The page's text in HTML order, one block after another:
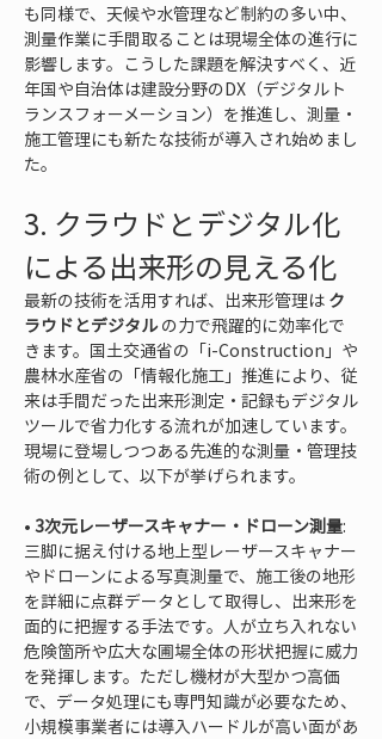
も同様で、天候や水管理など制約の多い中、
測量作業に手間取ることは現場全体の進行に
影響します。こうした課題を解決すべく、近
年国や自治体は建設分野のDX（デジタルト
ランスフォーメーション）を推進し、測量・
施工管理にも新たな技術が導入され始めまし
た。
3. クラウドとデジタル化
による出来形の見える化
最新の技術を活用すれば、出来形管理は ク
ラウドとデジタル の力で飛躍的に効率化で
きます。国土交通省の「i-Construction」や
農林水産省の「情報化施工」推進により、従
来は手間だった出来形測定・記録もデジタル
ツールで省力化する流れが加速しています。
現場に登場しつつある先進的な測量・管理技
術の例として、以下が挙げられます。
• 3次元レーザースキャナー・ドローン測量:
三脚に据え付ける地上型レーザースキャナー
やドローンによる写真測量で、施工後の地形
を詳細に点群データとして取得し、出来形を
面的に把握する手法です。人が立ち入れない
危険箇所や広大な圃場全体の形状把握に威力
を発揮します。ただし機材が大型かつ高価
で、データ処理にも専門知識が必要なため、
小規模事業者には導入ハードルが高い面があ